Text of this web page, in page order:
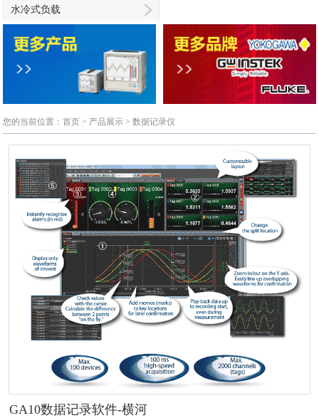
水冷式负载
您的当前位置：首页 > 产品展示 >数据记录仪
GA10数据记录软件-横河